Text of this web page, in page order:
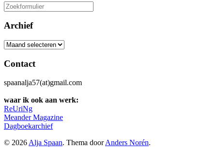
Zoeken
naar:
Archief
Archief
Contact
spaanalja57(at)gmail.com
waar ik ook aan werk:
ReUriNg
Meander Magazine
Dagboekarchief
© 2026 Alja Spaan. Thema doorAnders Norén.